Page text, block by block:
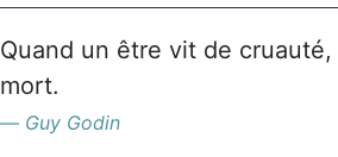
Quand un être vit de
mort.
Guy Godin